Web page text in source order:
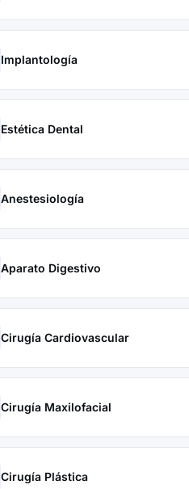
Implantología
Estética Dental
Anestesiología
Aparato Digestivo
Cirugía Cardiovascular
Cirugía Maxilofacial
Cirugía Plástica